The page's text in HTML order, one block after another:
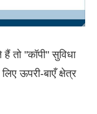
"कॉपी" सुविधा
ऊपरी-बाएँ क्षेत्र